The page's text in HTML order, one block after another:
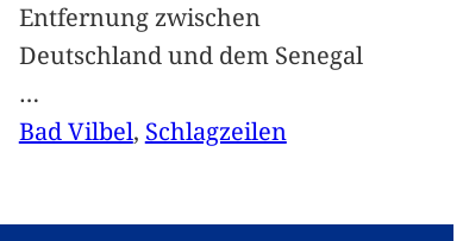
Entfernung zwischen
Deutschland und dem Senegal
…
Bad Vilbel, Schlagzeilen